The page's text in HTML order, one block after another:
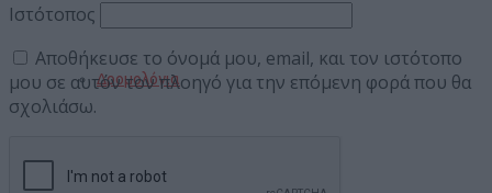
Δρομολόγια
Εορτολόγιο
Ιστότοπος
Αποθήκευσε το όνομά μου, email, και τον ιστότοπο
μου σε αυτόν τον πλοηγό για την επόμενη φορά που θα
σχολιάσω.